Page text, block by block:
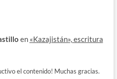
en «Kazajistán», escritura
el contenido! Muchas gracias.